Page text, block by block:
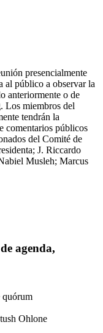
presencialmente
al público a observar la
anteriormente o de
Los miembros del
tendrán la
comentarios públicos
del Comité de
J. Riccardo
Musleh; Marcus
agenda,
quórum
Ohlone